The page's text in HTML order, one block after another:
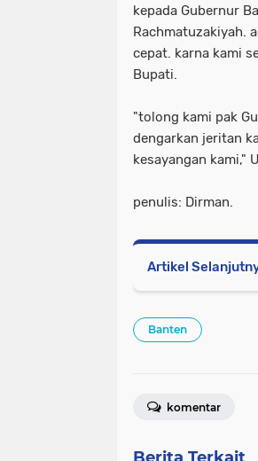
kepada Gubernur
Rachmatuzakiyah.
cepat. karna kami
Bupati.
"tolong kami pak
dengarkan jeritan
kesayangan kami,"
penulis: Dirman.
Artikel
Banten
komentar